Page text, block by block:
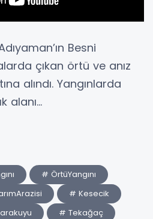
Besni
çıkan örtü ve anız
alındı. Yangınlarda
alanı...
# ÖrtüYangını
# Kesecik
# Tekağaç